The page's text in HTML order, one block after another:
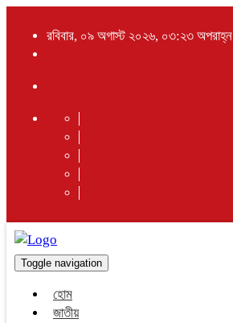
রবিবার, ০৯ অগাস্ট ২০২৬, ০৩:২৩ অপরাহ্ন
Toggle navigation
হোম
জাতীয়